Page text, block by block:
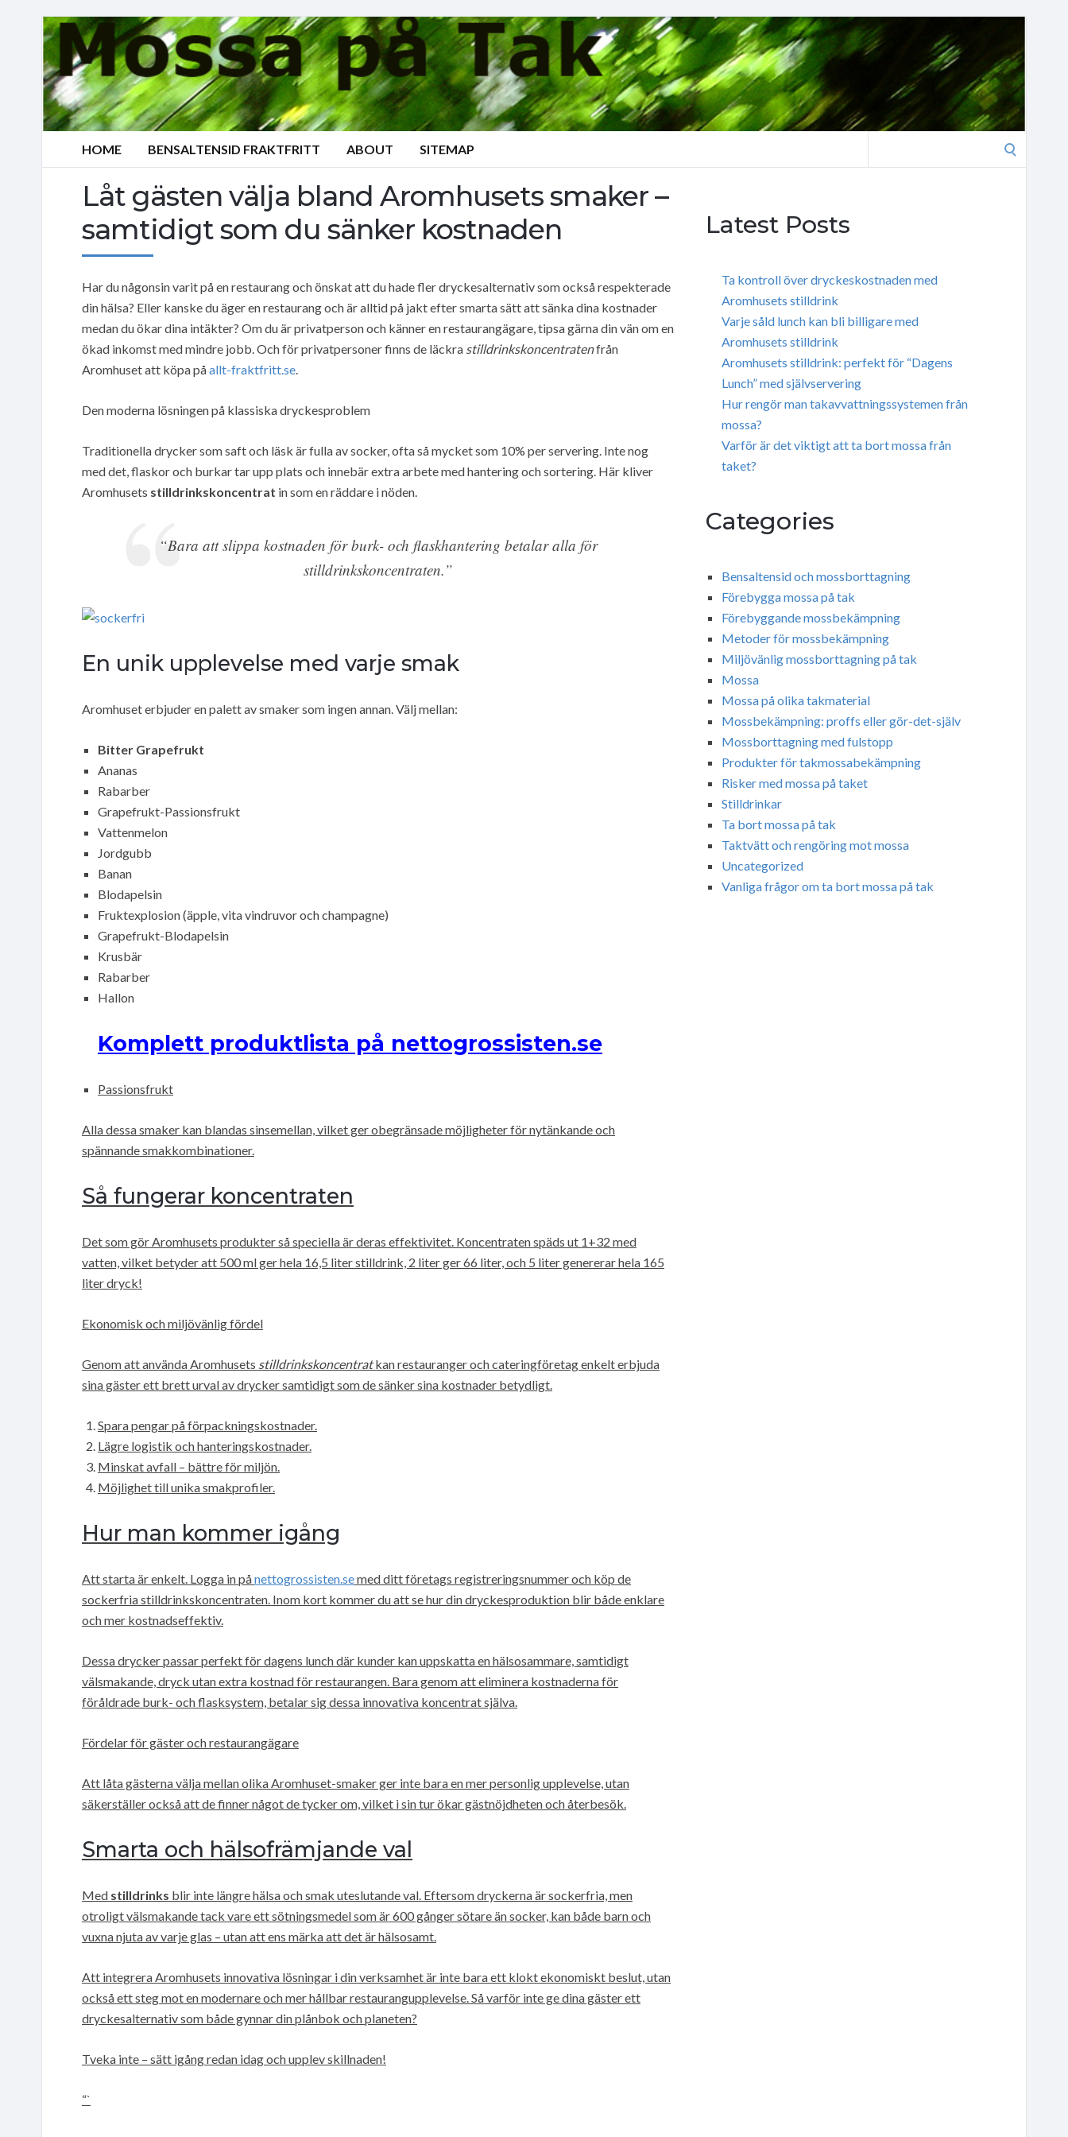
HOME BENSALTENSID FRAKTFRITT ABOUT SITEMAP
Låt gästen välja bland Aromhusets smaker –
samtidigt som du sänker kostnaden
Har du någonsin varit på en restaurang och önskat att du hade fler dryckesalternativ som också respekterade
din hälsa? Eller kanske du äger en restaurang och är alltid på jakt efter smarta sätt att sänka dina kostnader
medan du ökar dina intäkter? Om du är privatperson och känner en restaurangägare, tipsa gärna din vän om en
ökad inkomst med mindre jobb. Och för privatpersoner finns de läckra stilldrinkskoncentratenfrån
Aromhuset att köpa påallt-fraktfritt.se.
Den moderna lösningen på klassiska dryckesproblem
Traditionella drycker som saft och läsk är fulla av socker, ofta så mycket som 10% per servering. Inte nog
med det, flaskor och burkar tar upp plats och innebär extra arbete med hantering och sortering. Här kliver
Aromhusets stilldrinkskoncentrat in som en räddare i nöden.
“Bara att slippa kostnaden för burk- och flaskhantering betalar alla för
stilldrinkskoncentraten.”
En unik upplevelse med varje smak
Aromhuset erbjuder en palett av smaker som ingen annan. Välj mellan:
Bitter Grapefrukt
Ananas
Rabarber
Grapefrukt-Passionsfrukt
Vattenmelon
Jordgubb
Banan
Blodapelsin
Fruktexplosion (äpple, vita vindruvor och champagne)
Grapefrukt-Blodapelsin
Krusbär
Rabarber
Hallon
Komplett produktlista på nettogrossisten.se
Passionsfrukt
Alla dessa smaker kan blandas sinsemellan, vilket ger obegränsade möjligheter för nytänkande och
spännande smakkombinationer.
Så fungerar koncentraten
Det som gör Aromhusets produkter så speciella är deras effektivitet. Koncentraten späds ut 1+32 med
vatten, vilket betyder att 500 ml ger hela 16,5 liter stilldrink, 2 liter ger 66 liter, och 5 liter genererar hela 165
liter dryck!
Ekonomisk och miljövänlig fördel
Genom att använda Aromhusets stilldrinkskoncentratkan restauranger och cateringföretag enkelt erbjuda
sina gäster ett brett urval av drycker samtidigt som de sänker sina kostnader betydligt.
Spara pengar på förpackningskostnader.
Lägre logistik och hanteringskostnader.
Minskat avfall – bättre för miljön.
Möjlighet till unika smakprofiler.
Hur man kommer igång
Att starta är enkelt. Logga in pånettogrossisten.semed ditt företags registreringsnummer och köp de
sockerfria stilldrinkskoncentraten. Inom kort kommer du att se hur din dryckesproduktion blir både enklare
och mer kostnadseffektiv.
Dessa drycker passar perfekt för dagens lunch där kunder kan uppskatta en hälsosammare, samtidigt
välsmakande, dryck utan extra kostnad för restaurangen. Bara genom att eliminera kostnaderna för
föråldrade burk- och flasksystem, betalar sig dessa innovativa koncentrat själva.
Fördelar för gäster och restaurangägare
Att låta gästerna välja mellan olika Aromhuset-smaker ger inte bara en mer personlig upplevelse, utan
säkerställer också att de finner något de tycker om, vilket i sin tur ökar gästnöjdheten och återbesök.
Smarta och hälsofrämjande val
Med stilldrinks blir inte längre hälsa och smak uteslutande val. Eftersom dryckerna är sockerfria, men
otroligt välsmakande tack vare ett sötningsmedel som är 600 gånger sötare än socker, kan både barn och
vuxna njuta av varje glas – utan att ens märka att det är hälsosamt.
Att integrera Aromhusets innovativa lösningar i din verksamhet är inte bara ett klokt ekonomiskt beslut, utan
också ett steg mot en modernare och mer hållbar restaurangupplevelse. Så varför inte ge dina gäster ett
dryckesalternativ som både gynnar din plånbok och planeten?
Tveka inte – sätt igång redan idag och upplev skillnaden!
“`
Latest Posts
Ta kontroll över dryckeskostnaden med
Aromhusets stilldrink
Varje såld lunch kan bli billigare med
Aromhusets stilldrink
Aromhusets stilldrink: perfekt för “Dagens
Lunch” med självservering
Hur rengör man takavvattningssystemen från
mossa?
Varför är det viktigt att ta bort mossa från
taket?
Categories
Bensaltensid och mossborttagning
Förebygga mossa på tak
Förebyggande mossbekämpning
Metoder för mossbekämpning
Miljövänlig mossborttagning på tak
Mossa
Mossa på olika takmaterial
Mossbekämpning: proffs eller gör-det-själv
Mossborttagning med fulstopp
Produkter för takmossabekämpning
Risker med mossa på taket
Stilldrinkar
Ta bort mossa på tak
Taktvätt och rengöring mot mossa
Uncategorized
Vanliga frågor om ta bort mossa på tak